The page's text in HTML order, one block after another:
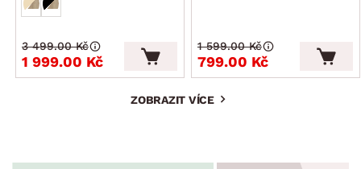
1 999.00 Kč
3 499.00 Kč
799.00 Kč
1 599.00 Kč
ZOBRAZIT VÍCE